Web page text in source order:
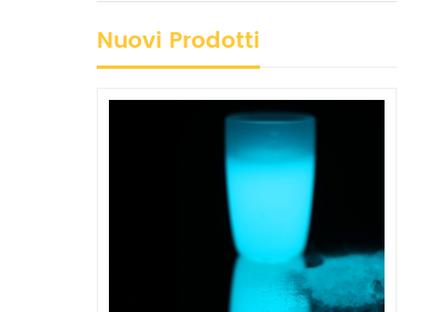
Nuovi Prodotti